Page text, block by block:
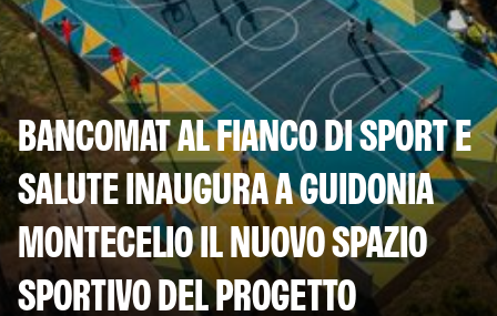
BANCOMAT AL FIANCO DI SPORT E
SALUTE INAUGURA A GUIDONIA
MONTECELIO IL NUOVO SPAZIO
SPORTIVO DEL PROGETTO